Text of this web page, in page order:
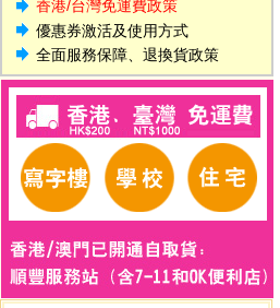
香港/台灣免運費政策
優惠券激活及使用方式
全面服務保障、退換貨政策